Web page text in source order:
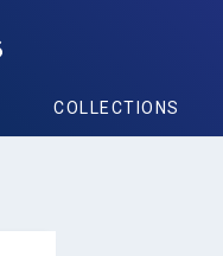
COLLECTIONS